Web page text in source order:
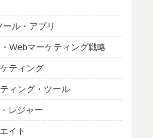
ル・アプリ
Webマーケティング戦略
ティング
ィング・ツール
レジャー
イト